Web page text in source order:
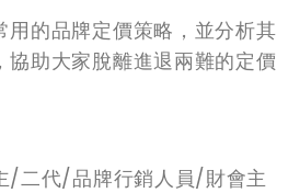
用的品牌定價策略，並分析其
協助大家脫離進退兩難的定價
/二代/品牌行銷人員/財會主